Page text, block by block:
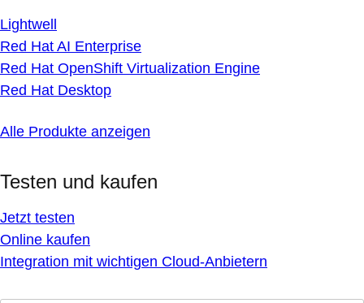
Lightwell
Red Hat AI Enterprise
Red Hat OpenShift Virtualization Engine
Red Hat Desktop
Alle Produkte anzeigen
Testen und kaufen
Jetzt testen
Online kaufen
Integration mit wichtigen Cloud-Anbietern